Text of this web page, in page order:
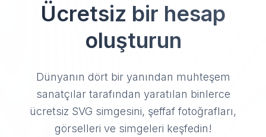
Ücretsiz bir hesap
oluşturun
Dünyanın dört bir yanından muhteşem
sanatçılar tarafından yaratılan binlerce
ücretsiz SVG simgesini, şeffaf fotoğrafları,
görselleri ve simgeleri keşfedin!